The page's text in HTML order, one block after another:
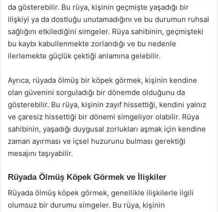
da gösterebilir. Bu rüya, kişinin geçmişte yaşadığı bir
ilişkiyi ya da dostluğu unutamadığını ve bu durumun ruhsal
sağlığını etkilediğini simgeler. Rüya sahibinin, geçmişteki
bu kaybı kabullenmekte zorlandığı ve bu nedenle
ilerlemekte güçlük çektiği anlamına gelebilir.
Ayrıca, rüyada ölmüş bir köpek görmek, kişinin kendine
olan güvenini sorguladığı bir dönemde olduğunu da
gösterebilir. Bu rüya, kişinin zayıf hissettiği, kendini yalnız
ve çaresiz hissettiği bir dönemi simgeliyor olabilir. Rüya
sahibinin, yaşadığı duygusal zorlukları aşmak için kendine
zaman ayırması ve içsel huzurunu bulması gerektiği
mesajını taşıyabilir.
Rüyada Ölmüş Köpek Görmek ve İlişkiler
Rüyada ölmüş köpek görmek, genellikle ilişkilerle ilgili
olumsuz bir durumu simgeler. Bu rüya, kişinin